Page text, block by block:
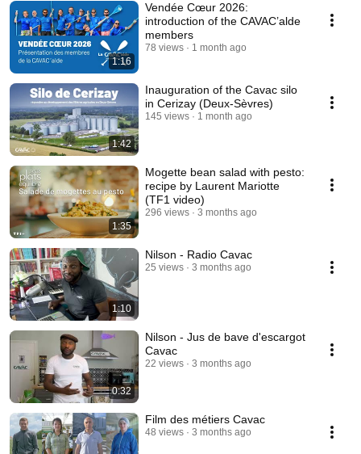
1:16
Vendée Cœur 2026:
introduction of the CAVAC’alde
members
78 views 1 month ago
1:42
Inauguration of the Cavac silo
in Cerizay (Deux-Sèvres)
145 views 1 month ago
1:35
Mogette bean salad with pesto:
recipe by Laurent Mariotte
(TF1 video)
296 views 3 months ago
1:10
Nilson - Radio Cavac
25 views 3 months ago
0:32
Nilson - Jus de bave d'escargot
Cavac
22 views 3 months ago
Film des métiers Cavac
48 views 3 months ago